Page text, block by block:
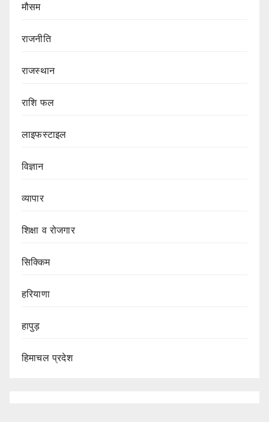
मौसम
राजनीति
राजस्थान
राशि फल
लाइफस्टाइल
विज्ञान
व्यापार
शिक्षा व रोजगार
सिक्किम
हरियाणा
हापुड़
हिमाचल प्रदेश